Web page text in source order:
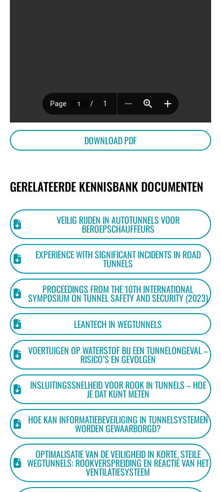
BIJEENKOMSTEN
KENNISBANK
CONTACT
DOWNLOAD PDF
GERELATEERDE KENNISBANK DOCUMENTEN
VEILIG RIJDEN IN AUTOTUNNELS VOOR
BEROEPSCHAUFFEURS
EXPERIENCE WITH SIGNIFICANT INCIDENTS IN ROAD
TUNNELS
PROCEEDINGS FROM THE 10TH INTERNATIONAL
SYMPOSIUM ON TUNNEL SAFETY AND SECURITY (2023)
LEANTECH IN WEGTUNNELS
VOERTUIGEN OP WATERSTOF BIJ EEN TUNNELONGEVAL –
RISICO’S EN GEVOLGEN
INSLUITINGSSNELHEID VOOR ROOK IN TUNNELS – HOE
JE DAT KUNT METEN
HOE KAN INFORMATIEBEVEILIGING IN TUNNELSYSTEMEN
WORDEN GEWAARBORGD?
OPTIMALISATIE VAN DE VEILIGHEID IN KORTE, STEILE
WEGTUNNELS: ROOKVERSPREIDING EN REACTIE VAN HET
VENTILATIESYSTEEM